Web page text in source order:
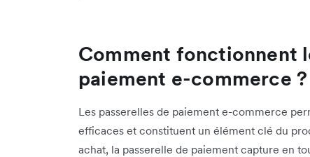
Comment fonctionnent
paiement e-commerce ?
Les passerelles de paiement e-commerce
efficaces et constituent un élément clé du
achat, la passerelle de paiement capture en